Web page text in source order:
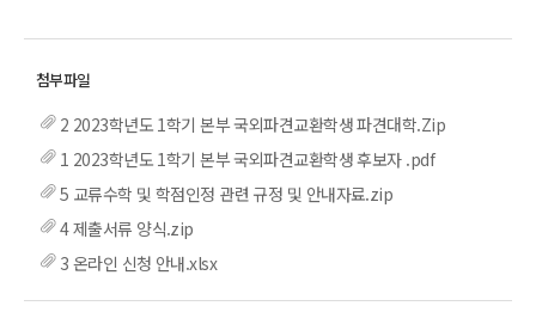
2 2023학년도 1학기 본부 국외파견교환학생 파견대학.Zip
1 2023학년도 1학기 본부 국외파견교환학생 후보자 .pdf
5 교류수학 및 학점인정 관련 규정 및 안내자료.zip
4 제출서류 양식.zip
3 온라인 신청 안내.xlsx